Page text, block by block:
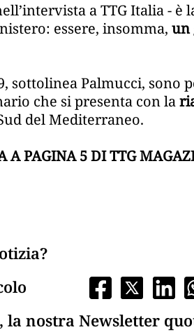
a TTG Italia - è
essere, insomma, un
sottolinea Palmucci, sono
che si presenta con la
del Mediterraneo.
A PAGINA 5 DI TTG
la nostra Newsletter